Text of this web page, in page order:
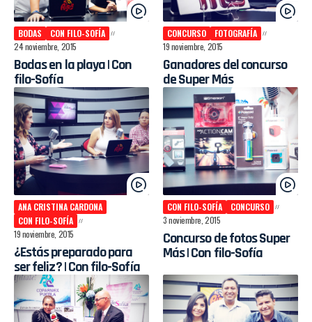
BODAS
CON FILO-SOFÍA
24 noviembre, 2015
Bodas en la playa | Con
filo-Sofía
CONCURSO
FOTOGRAFÍA
19 noviembre, 2015
Ganadores del concurso
de Super Más
ANA CRISTINA CARDONA
CON FILO-SOFÍA
19 noviembre, 2015
¿Estás preparado para
ser feliz? | Con filo-Sofía
CON FILO-SOFÍA
CONCURSO
3 noviembre, 2015
Concurso de fotos Super
Más | Con filo-Sofía